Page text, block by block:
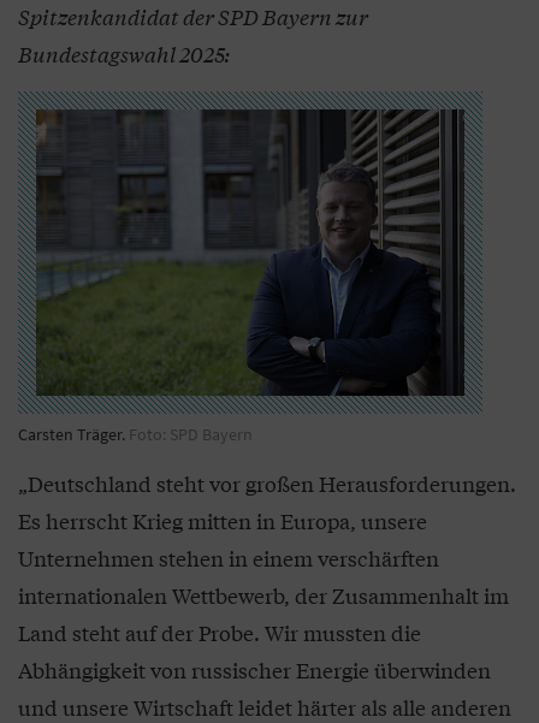
Spitzenkandidat der SPD Bayern zur
Bundestagswahl 2025:
Carsten Träger. Foto: SPD Bayern
„Deutschland steht vor großen Herausforderungen.
Es herrscht Krieg mitten in Europa, unsere
Unternehmen stehen in einem verschärften
internationalen Wettbewerb, der Zusammenhalt im
Land steht auf der Probe. Wir mussten die
Abhängigkeit von russischer Energie überwinden
und unsere Wirtschaft leidet härter als alle anderen